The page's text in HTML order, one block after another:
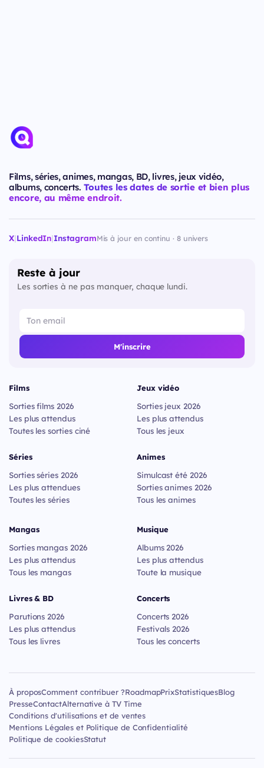
Films, séries, animes, mangas, BD, livres, jeux vidéo,
albums, concerts. Toutes les dates de sortie et bien plus
encore, au même endroit.
X|LinkedIn|InstagramMis à jour en continu · 8 univers
Reste à jour
Les sorties à ne pas manquer, chaque lundi.
M'inscrire
Films
Sorties films 2026
Les plus attendus
Toutes les sorties ciné
Séries
Sorties séries 2026
Les plus attendues
Toutes les séries
Jeux vidéo
Sorties jeux 2026
Les plus attendus
Tous les jeux
Animes
Simulcast été 2026
Sorties animes 2026
Tous les animes
Mangas
Sorties mangas 2026
Les plus attendus
Tous les mangas
Livres & BD
Parutions 2026
Les plus attendus
Tous les livres
Musique
Albums 2026
Les plus attendus
Toute la musique
Concerts
Concerts 2026
Festivals 2026
Tous les concerts
À proposComment contribuer ?RoadmapPrixStatistiquesBlog
PresseContactAlternative à TV Time
Conditions d'utilisations et de ventes
Mentions Légales et Politique de Confidentialité
Politique de cookiesStatut